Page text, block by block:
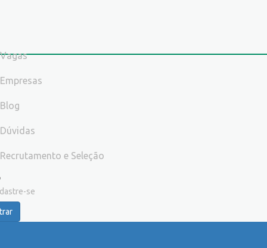
Vagas
Empresas
Blog
Dúvidas
Recrutamento e Seleção
se